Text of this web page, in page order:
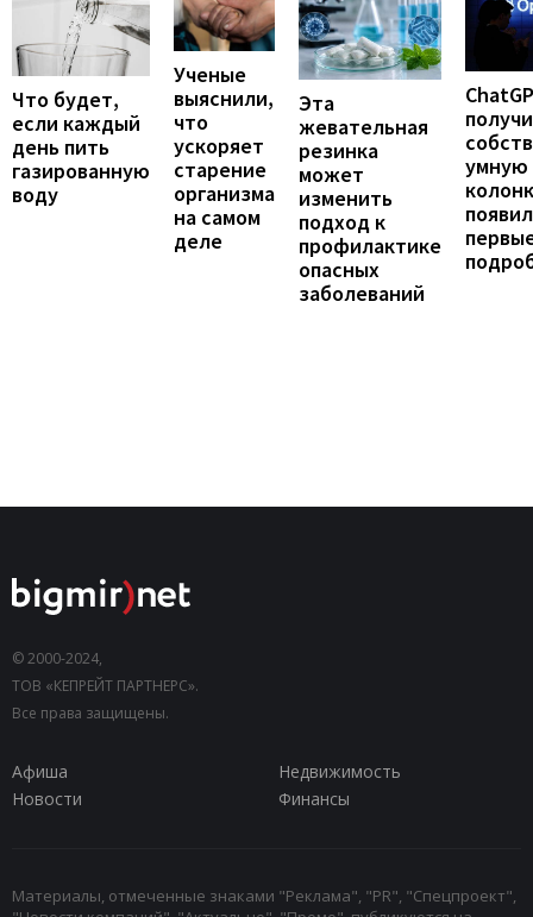
Что будет,
если каждый
день пить
газированную
воду
Ученые
выяснили,
что
ускоряет
старение
организма
на самом
деле
Эта
жевательная
резинка
может
изменить
подход к
профилактике
опасных
заболеваний
умную
© 2000-2024,
ТОВ «КЕПРЕЙТ ПАРТНЕРС».
Все права защищены.
Афиша
Недвижимость
Новости
Финансы
Материалы, отмеченные знаками "Реклама", "PR", "Спецпроект",